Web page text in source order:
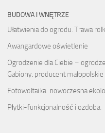
BUDOWA I WNĘTRZE
Ułatwienia do ogrodu. Trawa
Awangardowe oświetlenie
Ogrodzenie dla Ciebie –
Gabiony: producent małopolskie
Fotowoltaika-nowoczesna
Płytki-funkcjonalność i ozdoba.